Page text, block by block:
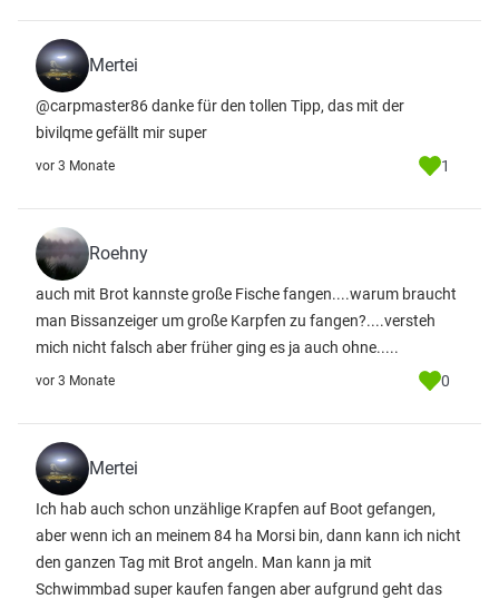
Mertei
@carpmaster86 danke für den tollen Tipp, das mit der
bivilqme gefällt mir super
vor 3 Monate 1
Roehny
auch mit Brot kannste große Fische fangen....warum braucht
man Bissanzeiger um große Karpfen zu fangen?....versteh
mich nicht falsch aber früher ging es ja auch ohne.....
vor 3 Monate 0
Mertei
Ich hab auch schon unzählige Krapfen auf Boot gefangen,
aber wenn ich an meinem 84 ha Morsi bin, dann kann ich nicht
den ganzen Tag mit Brot angeln. Man kann ja mit
Schwimmbad super kaufen fangen aber aufgrund geht das